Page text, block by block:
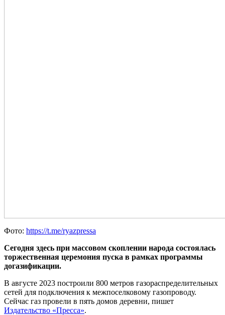
Фото: https://t.me/ryazpressa
Сегодня здесь при массовом скоплении народа состоялась
торжественная церемония пуска в рамках программы
догазификации.
В августе 2023 построили 800 метров газораспределительных
сетей для подключения к межпоселковому газопроводу.
Сейчас газ провели в пять домов деревни, пишет
Издательство «Пресса».